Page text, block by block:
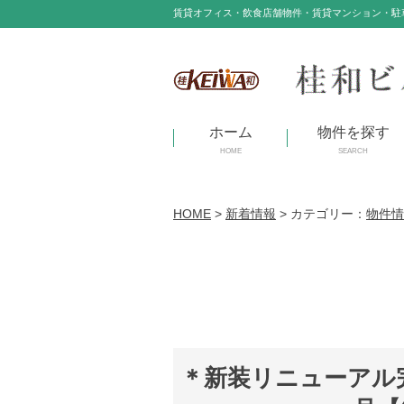
賃貸オフィス・飲食店舗物件・賃貸マンション・駐
ホーム
HOME
物件を探す
SEARCH
HOME > 新着情報 > カテゴリー： 物件
＊新装リニューア